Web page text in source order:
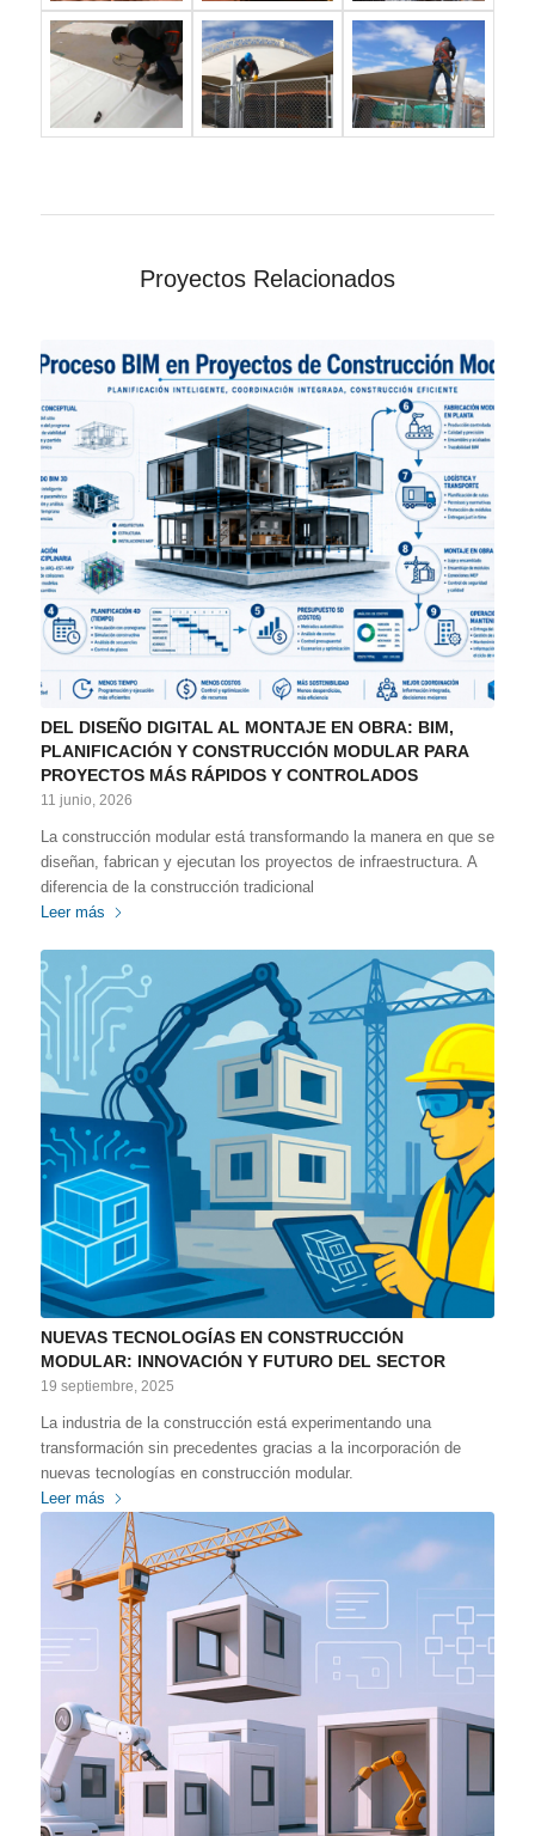
Proyectos Relacionados
DEL DISEÑO DIGITAL AL MONTAJE EN OBRA: BIM,
PLANIFICACIÓN Y CONSTRUCCIÓN MODULAR PARA
PROYECTOS MÁS RÁPIDOS Y CONTROLADOS
11 junio, 2026
La construcción modular está transformando la manera en que se
diseñan, fabrican y ejecutan los proyectos de infraestructura. A
diferencia de la construcción tradicional
Leer más
NUEVAS TECNOLOGÍAS EN CONSTRUCCIÓN
MODULAR: INNOVACIÓN Y FUTURO DEL SECTOR
19 septiembre, 2025
La industria de la construcción está experimentando una
transformación sin precedentes gracias a la incorporación de
nuevas tecnologías en construcción modular.
Leer más